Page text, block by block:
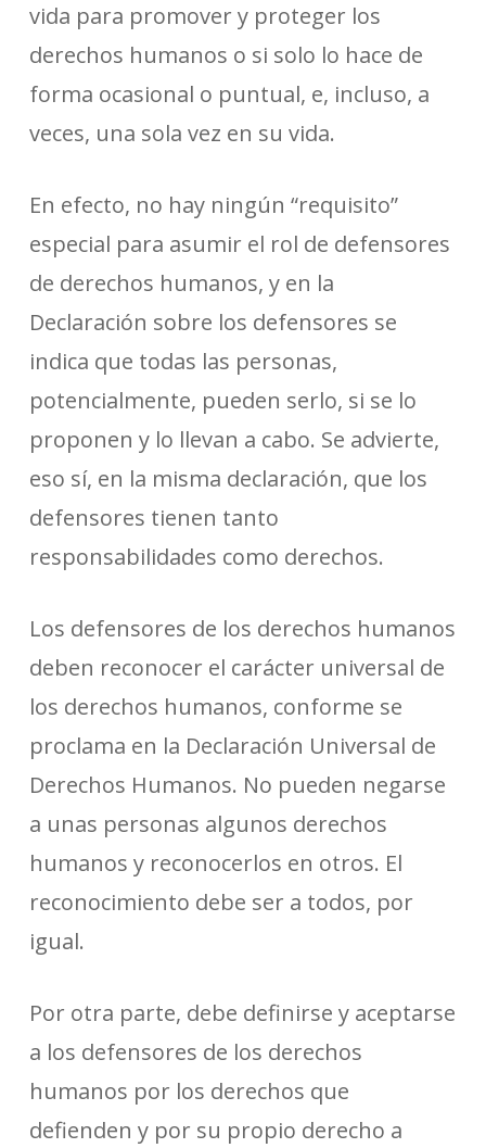
vida para promover y proteger los
derechos humanos o si solo lo hace de
forma ocasional o puntual, e, incluso, a
veces, una sola vez en su vida.
En efecto, no hay ningún “requisito”
especial para asumir el rol de defensores
de derechos humanos, y en la
Declaración sobre los defensores se
indica que todas las personas,
potencialmente, pueden serlo, si se lo
proponen y lo llevan a cabo. Se advierte,
eso sí, en la misma declaración, que los
defensores tienen tanto
responsabilidades como derechos.
Los defensores de los derechos humanos
deben reconocer el carácter universal de
los derechos humanos, conforme se
proclama en la Declaración Universal de
Derechos Humanos. No pueden negarse
a unas personas algunos derechos
humanos y reconocerlos en otros. El
reconocimiento debe ser a todos, por
igual.
Por otra parte, debe definirse y aceptarse
a los defensores de los derechos
humanos por los derechos que
defienden y por su propio derecho a